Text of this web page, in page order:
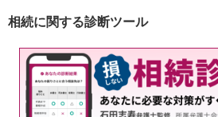
相続に関する診断ツール